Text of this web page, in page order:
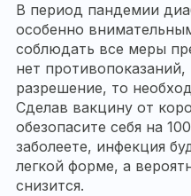
В период пандемии
особенно
соблюдать все меры
нет
разрешение, то
Сделав вакцину от
обезопасите себя на
заболеете, инфекция
легкой форме, а
снизится.